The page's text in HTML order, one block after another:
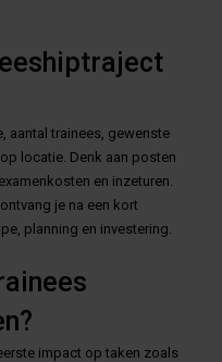
aantal trainees, gewenste
locatie. Denk aan posten
en inzeturen.
je na een kort
planning en investering.
impact op taken zoals